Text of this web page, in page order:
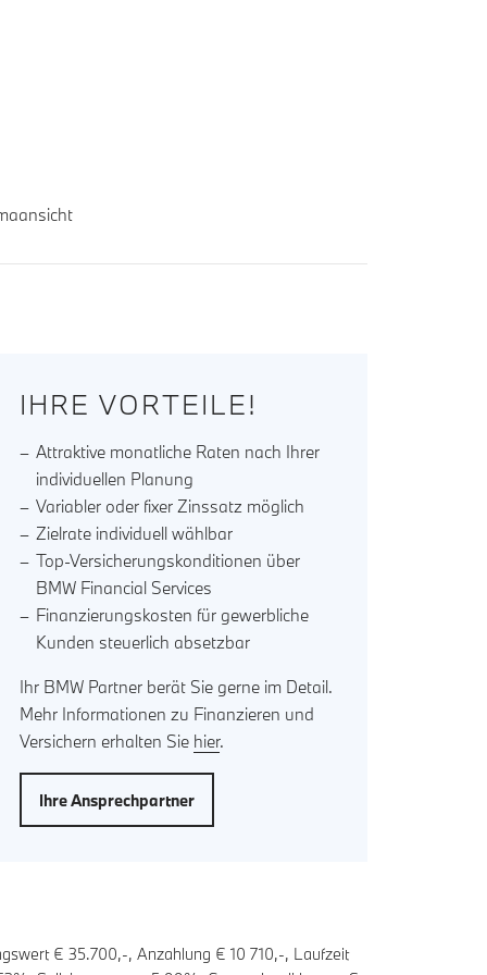
€ 35.700,-, Anzahlung € 10 710,-, Laufzeit
IHRE VORTEILE!
Attraktive monatliche Raten nach Ihrer
individuellen Planung
Variabler oder fixer Zinssatz möglich
Zielrate individuell wählbar
Top-Versicherungskonditionen über
BMW Financial Services
Finanzierungskosten für gewerbliche
Kunden steuerlich absetzbar
Ihr BMW Partner berät Sie gerne im Detail.
Mehr Informationen zu Finanzieren und
Versichern erhalten Sie hier.
Ihre Ansprechpartner